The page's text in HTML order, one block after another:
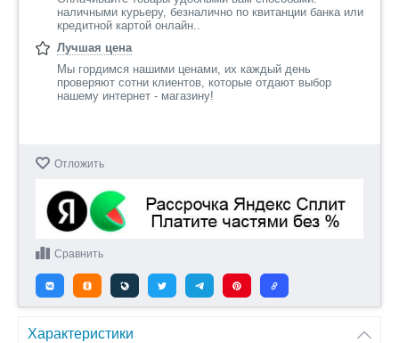
наличными курьеру, безналично по квитанции банка или
кредитной картой онлайн..
Лучшая цена
Мы гордимся нашими ценами, их каждый день
проверяют сотни клиентов, которые отдают выбор
нашему интернет - магазину!
Отложить
Сравнить
Характеристики